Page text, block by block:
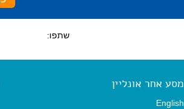
שתפו:
מסע אחר אונליין
English